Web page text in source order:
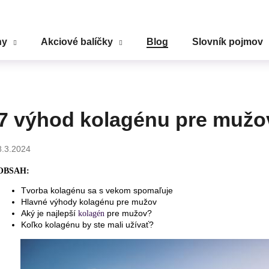
Akciové balíčky Blog Slovník pojmov
výhod kolagénu pre
Tvorba kolagénu sa s vekom spomaľuje
Hlavné výhody kolagénu pre mužov
Aký je najlepší kolagén pre mužov?
Koľko kolagénu by ste mali užívať?
Čo potrebujete nájsť?